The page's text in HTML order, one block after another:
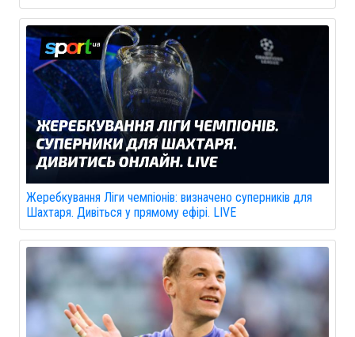
Жеребкування Ліги чемпіонів: визначено суперників для
Шахтаря. Дивіться у прямому ефірі. LIVE